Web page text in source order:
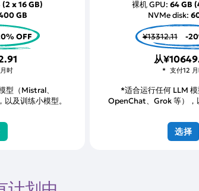
(2 x 16 GB)
GB
OFF
时
型（Mistral、
及训练小模型。
裸机 GPU:64 GB
NVMe disk:
¥13312.11 -
从
支付12
*适合运行任何 LLM 模
OpenChat、Grok 等），
选择